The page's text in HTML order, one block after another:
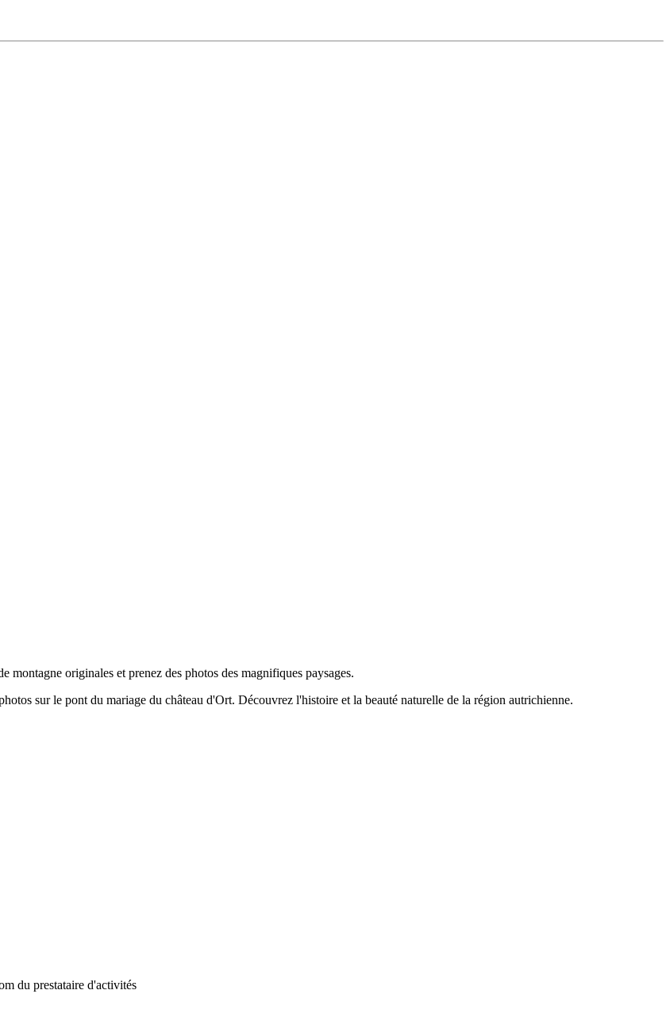
originales et prenez des photos des magnifiques paysages.
sur le pont du mariage du château d'Ort. Découvrez l'histoire et la beauté naturelle de la région autrichienne.
du prestataire d'activités